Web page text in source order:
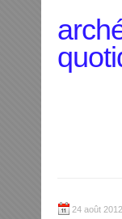
24 août 2012